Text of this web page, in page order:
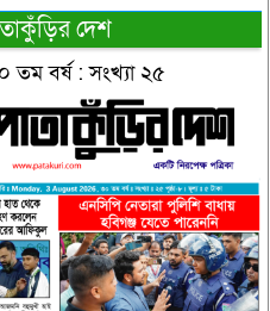
দেশ
বর্ষ : সংখ্যা ২৫